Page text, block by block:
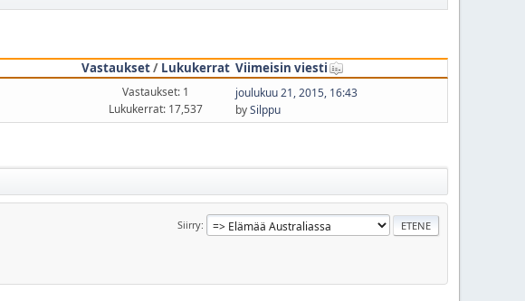
Vastaukset/ Lukukerrat Viimeisin viesti
Vastaukset: 1
Lukukerrat: 17,537
joulukuu 21, 2015, 16:43
bySilppu
Siirry